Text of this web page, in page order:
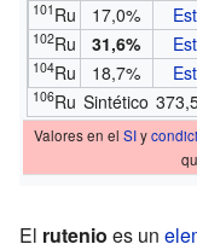
101 Ru 17,0%
102Ru 31,6%
104Ru 18,7%
106Ru Sintético
Valores en elSIy
El rutenio es un